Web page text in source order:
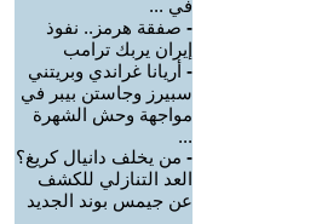
في ...
- صفقة هرمز.. نفوذ
إيران يربك ترامب
- أريانا غراندي وبريتني
سبيرز وجاستن بيبر في
مواجهة وحش الشهرة
...
- من يخلف دانيال كريغ؟
العد التنازلي للكشف
عن جيمس بوند الجديد